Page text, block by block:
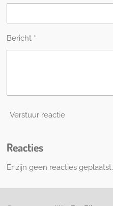
Bericht *
Verstuur reactie
Reacties
Er zijn geen reacties geplaatst.